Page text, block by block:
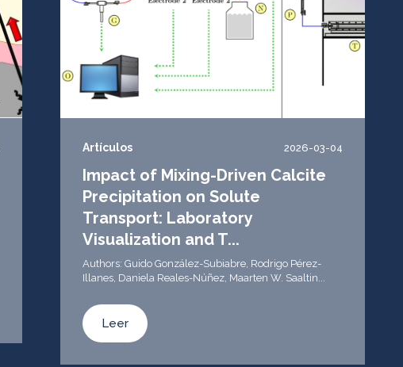
Artículos 2026-03-04
Impact of Mixing-Driven Calcite
Precipitation on Solute
Transport: Laboratory
Visualization and T...
Authors: Guido González-Subiabre, Rodrigo Pérez-
Illanes, Daniela Reales-Núñez, Maarten W. Saaltin...
Leer